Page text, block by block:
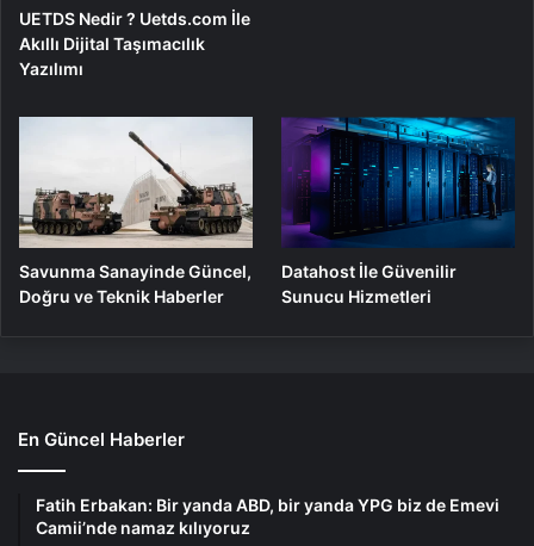
UETDS Nedir ? Uetds.com İle
Akıllı Dijital Taşımacılık
Yazılımı
Savunma Sanayinde Güncel,
Doğru ve Teknik Haberler
Datahost İle Güvenilir
Sunucu Hizmetleri
En Güncel Haberler
Fatih Erbakan: Bir yanda ABD, bir yanda YPG biz de Emevi
Camii’nde namaz kılıyoruz